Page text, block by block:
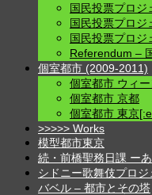
国民投票プロジ
国民投票プロジ
国民投票プロジ
Referendum –
個室都市 (2009-2011)
個室都市 ウィー
個室都市 京都
個室都市 東京
>>>>> Works
模型都市東京
続・前橋聖務日課 ー
シドニー歌舞伎プロジ
バベル – 都市とその塔